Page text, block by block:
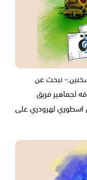
سخنين:- نبحث عن
مسبوقه لجماهير فريق
اسطوري لهرودري على